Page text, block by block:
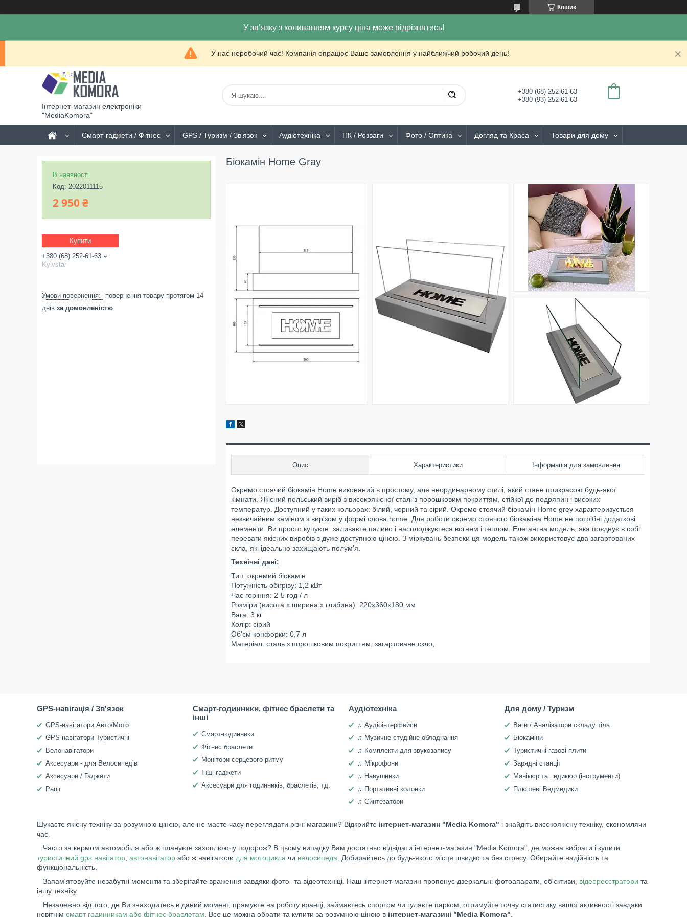
Кошик
У зв’язку з коливанням курсу ціна може відрізнятись!
У нас неробочий час! Компанія опрацює Ваше замовлення у найближчий робочий день!
Інтернет-магазин електроніки
"MediaKomora"
+380 (68) 252-61-63
+380 (93) 252-61-63
Смарт-гаджети / Фітнес GPS / Туризм / Зв'язок Аудіотехніка ПК / Розваги Фото / Оптика Догляд та Краса Товари для дому
Біокамін Home Gray
Опис Характеристики Інформація для замовлення
Окремо стоячий біокамін Home виконаний в простому, але неординарному стилі, який стане прикрасою будь-якої
кімнати. Якісний польський виріб з високоякісної сталі з порошковим покриттям, стійкої до подряпин і високих
температур. Доступний у таких кольорах: білий, чорний та сірий. Окремо стоячий біокамін Home grey характеризується
незвичайним каміном з вирізом у формі слова home. Для роботи окремо стоячого біокаміна Home не потрібні додаткові
елементи. Ви просто купуєте, заливаєте паливо і насолоджуєтеся вогнем і теплом. Елегантна модель, яка поєднує в собі
переваги якісних виробів з дуже доступною ціною. З міркувань безпеки ця модель також використовує два загартованих
скла, які ідеально захищають полум'я.
Технічні дані:
Тип: окремий біокамін
Потужність обігріву: 1,2 кВт
Час горіння: 2-5 год / л
Розміри (висота х ширина х глибина): 220x360x180 мм
Вага: 3 кг
Колір: сірий
Об'єм конфорки: 0,7 л
Матеріал: сталь з порошковим покриттям, загартоване скло,
В наявності
Код: 2022011115
2 950 ₴
Купити
+380 (68) 252-61-63
Kyivstar
повернення товару протягом 14
днів за домовленістю
GPS-навігація / Зв'язок
GPS-навігатори Авто/Мото
GPS-навігатори Туристичні
Велонавігатори
Аксесуари - для Велосипедів
Аксесуари / Гаджети
Рації
Смарт-годинники, фітнес браслети та
інші
Смарт-годинники
Фітнес браслети
Монітори серцевого ритму
Інші гаджети
Аксесуари для годинників, браслетів, тд.
Аудіотехніка
♫ Аудіоінтерфейси
♫ Музичне студійне обладнання
♫ Комплекти для звукозапису
♫ Мікрофони
♫ Навушники
♫ Портативні колонки
♫ Синтезатори
Для дому / Туризм
Ваги / Аналізатори складу тіла
Біокаміни
Туристичні газові плити
Зарядні станції
Манікюр та педикюр (інструменти)
Плюшеві Ведмедики
Шукаєте якісну техніку за розумною ціною, але не маєте часу переглядати різні магазини? Відкрийте інтернет-магазин "Media Komora" і знайдіть високоякісну техніку, економлячи
час.
Часто за кермом автомобіля або ж плануєте захоплюючу подорож? В цьому випадку Вам достатньо відвідати інтернет-магазин "Media Komora", де можна вибрати і купити
туристичний gps навігатор автонавігатор або ж навігатори для мотоцикла чи велосипеда . Добирайтесь до будь-якого місця швидко та без стресу. Обирайте надійність та
функціональність.
Запам'ятовуйте незабутні моменти та зберігайте враження завдяки фото- та відеотехніці. Наш інтернет-магазин пропонує дзеркальні фотоапарати, об'єктиви, відеореєстратори та
іншу техніку.
Незалежно від того, де Ви знаходитесь в даний момент, прямуєте на роботу вранці, займаєтесь спортом чи гуляєте парком, отримуйте точну статистику вашої активності завдяки
новітнім смарт годинникам або фітнес браслетам . Все це можна обрати та купити за розумною ціною в інтернет-магазині "Media Komora"